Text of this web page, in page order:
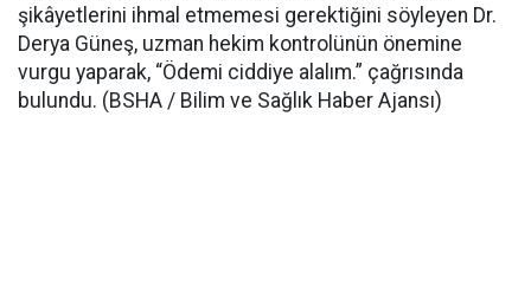
şikâyetlerini ihmal etmemesi gerektiğini söyleyen Dr.
Derya Güneş, uzman hekim kontrolünün önemine
vurgu yaparak, “Ödemi ciddiye alalım.” çağrısında
bulundu. (BSHA / Bilim ve Sağlık Haber Ajansı)